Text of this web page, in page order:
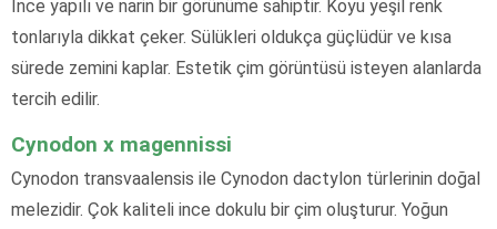
İnce yapılı ve narin bir görünüme sahiptir. Koyu yeşil renk
tonlarıyla dikkat çeker. Sülükleri oldukça güçlüdür ve kısa
sürede zemini kaplar. Estetik çim görüntüsü isteyen alanlarda
tercih edilir.
Cynodon x magennissi
Cynodon transvaalensis ile Cynodon dactylon türlerinin doğal
melezidir. Çok kaliteli ince dokulu bir çim oluşturur. Yoğun